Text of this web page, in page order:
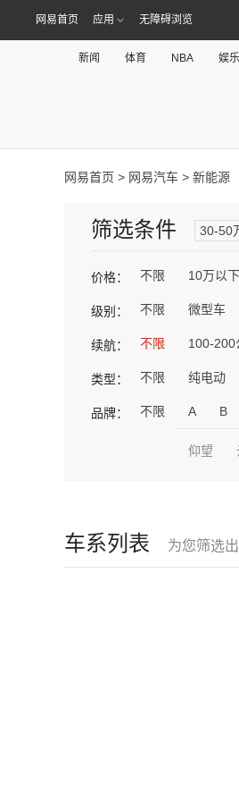
网易首页 应用 无障碍浏览
新闻 体育 NBA 娱乐
网易首页 > 网易汽车 > 新能源
筛选条件 30-50
价格： 不限 10万以下
级别： 不限 微型车
续航： 不限 100-200
类型： 不限 纯电动
品牌： 不限 A B
仰望
车系列表 为您筛选出